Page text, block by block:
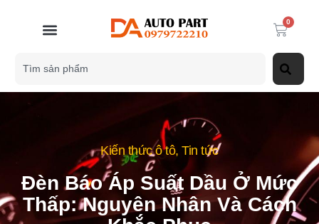
0
Kiến thức ô tô,Tin tức
Đèn Báo Áp Suất Dầu Ở Mức
Thấp: Nguyên Nhân Và Cách